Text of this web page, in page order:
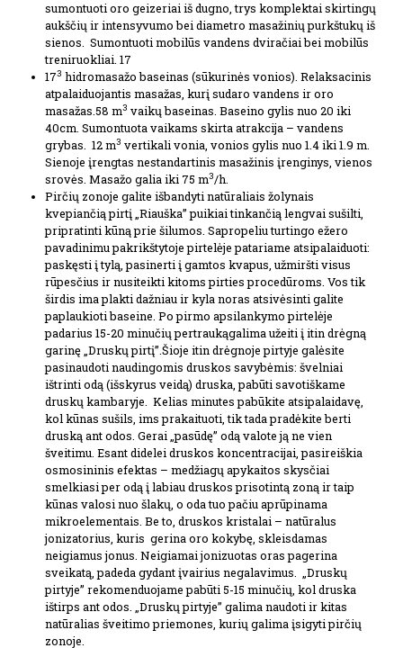
sumontuoti oro geizeriai iš dugno, trys komplektai skirtingų
aukščių ir intensyvumo bei diametro masažinių purkštukų iš
sienos. Sumontuoti mobilūs vandens dviračiai bei mobilūs
treniruokliai. 17
173 hidromasažo baseinas (sūkurinės vonios). Relaksacinis
atpalaiduojantis masažas, kurį sudaro vandens ir oro
masažas.58 m3 vaikų baseinas. Baseino gylis nuo 20 iki
40cm. Sumontuota vaikams skirta atrakcija – vandens
grybas. 12 m3 vertikali vonia, vonios gylis nuo 1.4 iki 1.9 m.
Sienoje įrengtas nestandartinis masažinis įrenginys, vienos
srovės. Masažo galia iki 75 m3/h.
Pirčių zonoje galite išbandyti natūraliais žolynais
kvepiančią pirtį „Riauška” puikiai tinkančią lengvai sušilti,
pripratinti kūną prie šilumos. Sapropeliu turtingo ežero
pavadinimu pakrikštytoje pirtelėje patariame atsipalaiduoti:
paskęsti į tylą, pasinerti į gamtos kvapus, užmiršti visus
rūpesčius ir nusiteikti kitoms pirties procedūroms. Vos tik
širdis ima plakti dažniau ir kyla noras atsivėsinti galite
paplaukioti baseine. Po pirmo apsilankymo pirtelėje
padarius 15-20 minučių pertraukągalima užeiti į itin drėgną
garinę „Druskų pirtį”.Šioje itin drėgnoje pirtyje galėsite
pasinaudoti naudingomis druskos savybėmis: švelniai
ištrinti odą (išskyrus veidą) druska, pabūti savotiškame
druskų kambaryje. Kelias minutes pabūkite atsipalaidavę,
kol kūnas sušils, ims prakaituoti, tik tada pradėkite berti
druską ant odos. Gerai „pasūdę” odą valote ją ne vien
šveitimu. Esant didelei druskos koncentracijai, pasireiškia
osmosininis efektas – medžiagų apykaitos skysčiai
smelkiasi per odą į labiau druskos prisotintą zoną ir taip
kūnas valosi nuo šlakų, o oda tuo pačiu aprūpinama
mikroelementais. Be to, druskos kristalai – natūralus
jonizatorius, kuris gerina oro kokybę, skleisdamas
neigiamus jonus. Neigiamai jonizuotas oras pagerina
sveikatą, padeda gydant įvairius negalavimus. „Druskų
pirtyje” rekomenduojame pabūti 5-15 minučių, kol druska
ištirps ant odos. „Druskų pirtyje” galima naudoti ir kitas
natūralias šveitimo priemones, kurių galima įsigyti pirčių
zonoje.